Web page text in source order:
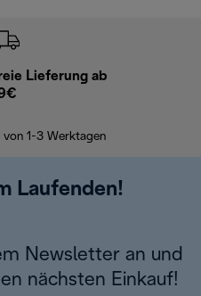
Lieferung ab
von 1-3 Werktagen
Laufenden!
Newsletter an und
nächsten Einkauf!